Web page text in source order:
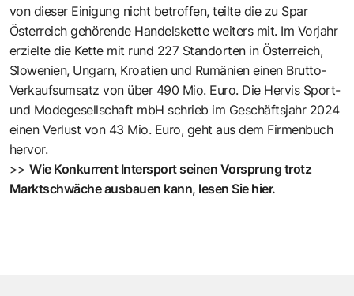
von dieser Einigung nicht betroffen, teilte die zu Spar
Österreich gehörende Handelskette weiters mit. Im Vorjahr
erzielte die Kette mit rund 227 Standorten in Österreich,
Slowenien, Ungarn, Kroatien und Rumänien einen Brutto-
Verkaufsumsatz von über 490 Mio. Euro. Die Hervis Sport-
und Modegesellschaft mbH schrieb im Geschäftsjahr 2024
einen Verlust von 43 Mio. Euro, geht aus dem Firmenbuch
hervor.
>>Wie Konkurrent Intersport seinen Vorsprung trotz
Marktschwäche ausbauen kann, lesen Sie hier.